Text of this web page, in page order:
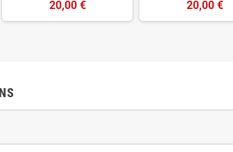
20,00 € 20,00 €